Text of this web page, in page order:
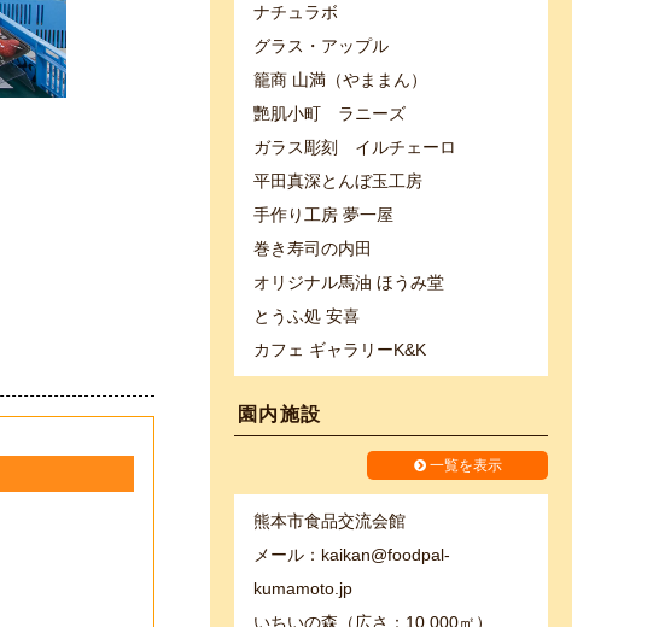
ナチュラボ
グラス・アップル
籠商 山満（やままん）
艷肌小町 ラニーズ
ガラス彫刻 イルチェーロ
平田真深とんぼ玉工房
手作り工房 夢一屋
巻き寿司の内田
オリジナル馬油 ほうみ堂
とうふ処 安喜
カフェ ギャラリーK&K
園内施設
一覧を表示
熊本市食品交流会館
メール：kaikan@foodpal-
kumamoto.jp
いちいの森（広さ：10,000㎡）